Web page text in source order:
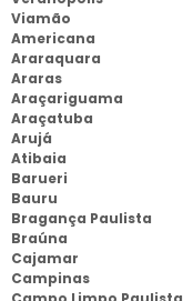
Viamão
Americana
Araraquara
Araras
Araçariguama
Araçatuba
Arujá
Atibaia
Barueri
Bauru
Bragança Paulista
Braúna
Cajamar
Campinas